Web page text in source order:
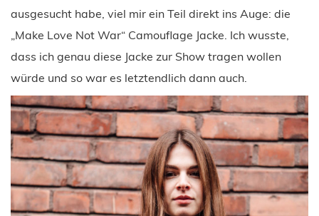
ausgesucht habe, viel mir ein Teil direkt ins Auge: die
„Make Love Not War“ Camouflage Jacke. Ich wusste,
dass ich genau diese Jacke zur Show tragen wollen
würde und so war es letztendlich dann auch.